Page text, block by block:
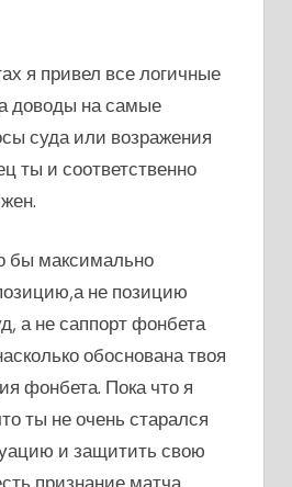
я привел все логичные
доводы на самые
суда или возражения
ты и соответственно
бы максимально
не позицию
а не саппорт фонбета
обоснована твоя
фонбета. Пока что я
ты не очень старался
и защитить свою